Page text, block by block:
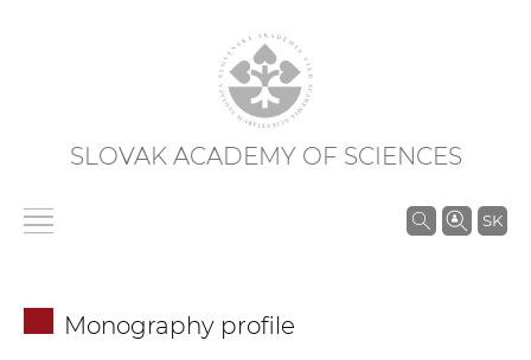
SLOVAK ACADEMY OF SCIENCES
SK
S
Monography profile